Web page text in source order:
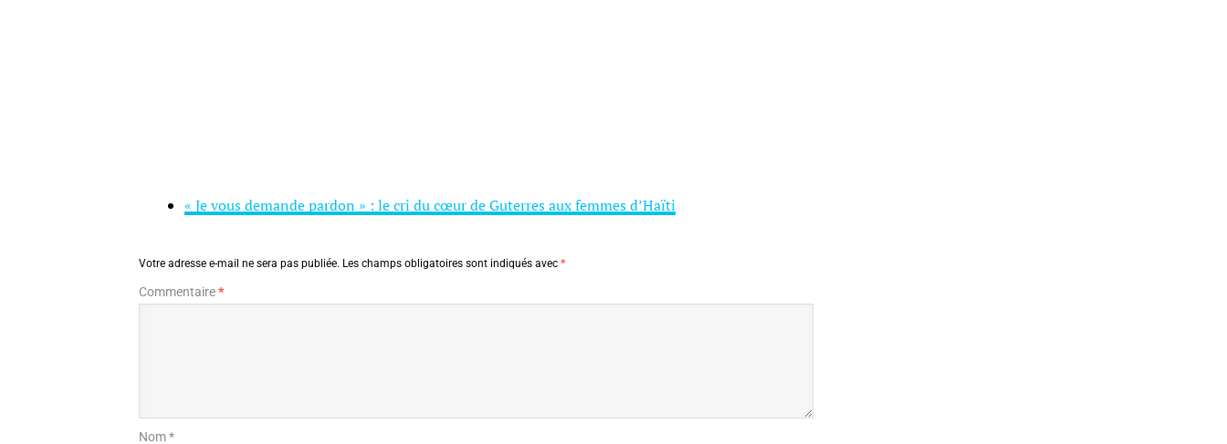
« Je vous demande pardon » : le cri du cœur de Guterres aux femmes d’Haïti
Votre adresse e-mail ne sera pas publiée. Les champs obligatoires sont indiqués avec *
Commentaire*
Nom *